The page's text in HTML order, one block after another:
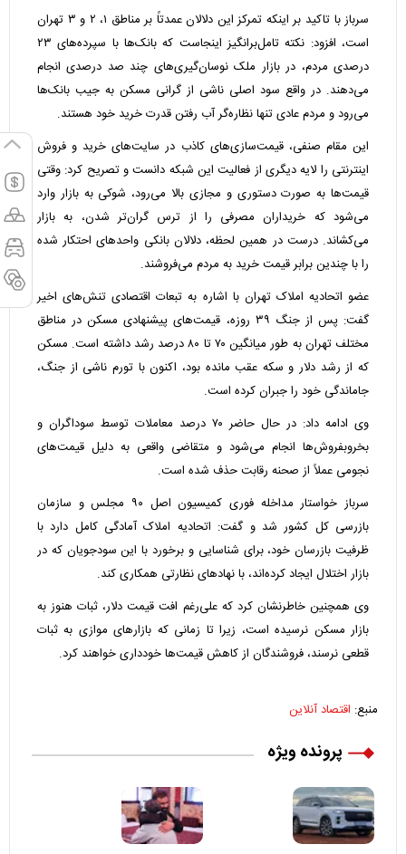
سرباز با تاکید بر اینکه تمرکز این دلالان عمدتاً بر مناطق ۱، ۲ و ۳ تهران
است، افزود: نکته تامل‌برانگیز اینجاست که بانک‌ها با سپرده‌های ۲۳
درصدی مردم، در بازار ملک نوسان‌گیری‌های چند صد درصدی انجام
می‌دهند. در واقع سود اصلی ناشی از گرانی مسکن به جیب بانک‌ها
می‌رود و مردم عادی تنها نظاره‌گر آب رفتن قدرت خرید خود هستند.
این مقام صنفی، قیمت‌سازی‌های کاذب در سایت‌های خرید و فروش
اینترنتی را لایه دیگری از فعالیت این شبکه دانست و تصریح کرد: وقتی
قیمت‌ها به صورت دستوری و مجازی بالا می‌رود، شوکی به بازار وارد
می‌شود که خریداران مصرفی را از ترس گران‌تر شدن، به بازار
می‌کشاند. درست در همین لحظه، دلالان بانکی واحد‌های احتکار شده
را با چندین برابر قیمت خرید به مردم می‌فروشند.
عضو اتحادیه املاک تهران با اشاره به تبعات اقتصادی تنش‌های اخیر
گفت: پس از جنگ ۳۹ روزه، قیمت‌های پیشنهادی مسکن در مناطق
مختلف تهران به طور میانگین ۷۰ تا ۸۰ درصد رشد داشته است. مسکن
که از رشد دلار و سکه عقب مانده بود، اکنون با تورم ناشی از جنگ،
جاماندگی خود را جبران کرده است.
وی ادامه داد: در حال حاضر ۷۰ درصد معاملات توسط سوداگران و
بخروبفروش‌ها انجام می‌شود و متقاضی واقعی به دلیل قیمت‌های
نجومی عملاً از صحنه رقابت حذف شده است.
سرباز خواستار مداخله فوری کمیسیون اصل ۹۰ مجلس و سازمان
بازرسی کل کشور شد و گفت: اتحادیه املاک آمادگی کامل دارد با
ظرفیت بازرسان خود، برای شناسایی و برخورد با این سودجویان که در
بازار اختلال ایجاد کرده‌اند، با نهاد‌های نظارتی همکاری کند.
وی همچنین خاطرنشان کرد که علی‌رغم افت قیمت دلار، ثبات هنوز به
بازار مسکن نرسیده است، زیرا تا زمانی که بازار‌های موازی به ثبات
قطعی نرسند، فروشندگان از کاهش قیمت‌ها خودداری خواهند کرد.
منبع: اقتصاد آنلاین
پرونده ویژه